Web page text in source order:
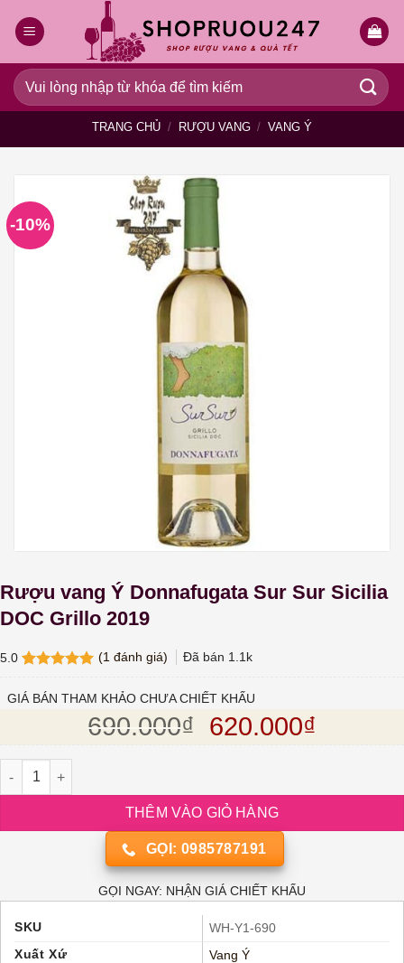
qua
dung
Tìm
kiếm:
TRANG CHỦ / RƯỢU VANG / VANG Ý
-10%
Rượu vang Ý Donnafugata Sur Sur Sicilia
DOC Grillo 2019
5.0
dựa trên
(1 đánh giá) Đã bán 1.1k
GIÁ BÁN THAM KHẢO CHƯA CHIẾT KHẤU
690.000₫ Giá gốc là:
620.000₫
Rượu vang Ý Donnafugata Sur Sur Sicilia DOC Grillo 2019 số
THÊM VÀO GIỎ HÀNG
GỌI: 0985787191
GỌI NGAY: NHẬN GIÁ CHIẾT KHẤU
SKU
WH-Y1-690
Xuất Xứ
Vang Ý